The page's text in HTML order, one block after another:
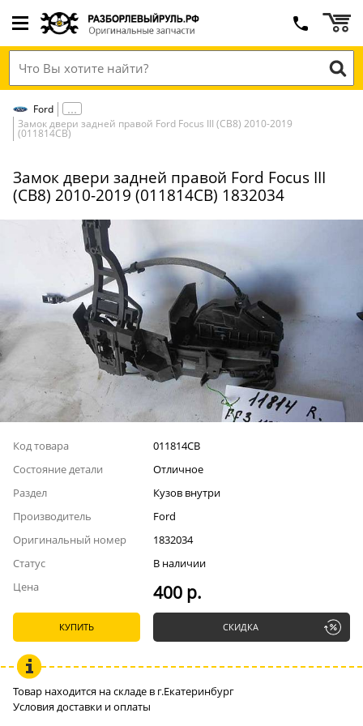
Ford
Замок двери задней правой Ford Focus III (CB8) 2010-2019
(011814СВ)
Замок двери задней правой Ford Focus III
(CB8) 2010-2019 (011814СВ) 1832034
Код товара
011814СВ
Состояние детали
Отличное
Раздел
Кузов внутри
Производитель
Ford
Оригинальный номер
1832034
Статус
В наличии
Цена
400 р.
КУПИТЬ СКИДКА
Товар находится на складе в г.Екатеринбург
Условия доставки и оплаты